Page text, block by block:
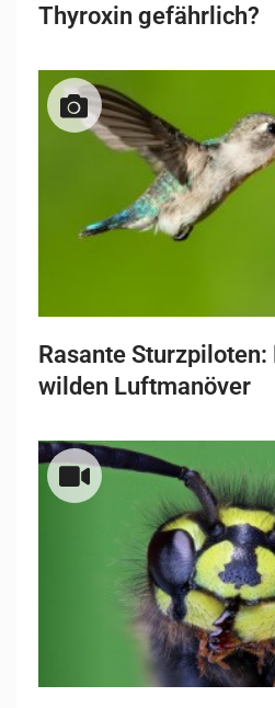
Thyroxin gefährlich?
Rasante
wilden Luftmanöver